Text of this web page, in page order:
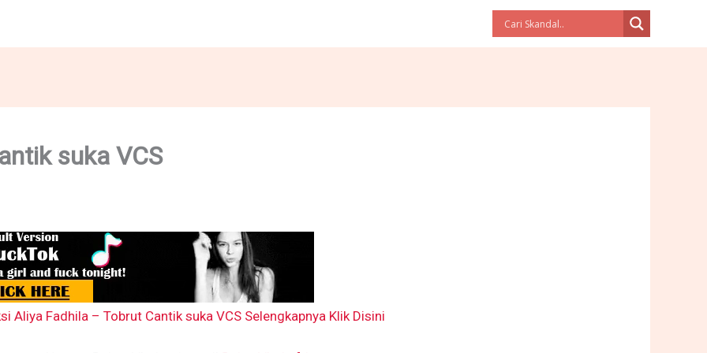
suka VCS
Aliya Fadhila – Tobrut Cantik suka VCS Selengkapnya Klik Disini